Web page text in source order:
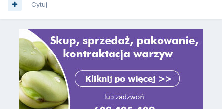
Cytuj